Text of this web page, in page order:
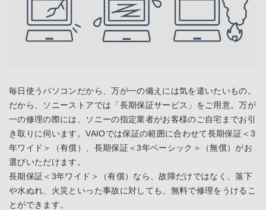
毎日使うパソコンだから、万が一の備えには気を遣いたいもの。
だから、ソニーストアでは「長期保証サービス」をご用意。万が
一の修理の際には、ソニーの指定業者がお客様のご自宅までお引
き取りに伺います。VAIOでは保証の範囲に合わせて長期保証＜3
年ワイド＞（有償）、長期保証＜3年ベーシック＞（無償）がお
選びいただけます。
長期保証＜3年ワイド＞（有償）なら、故障だけではなく、落下
や水ぬれ、火災といった事故に対しても、無料で修理をうけるこ
とができます。